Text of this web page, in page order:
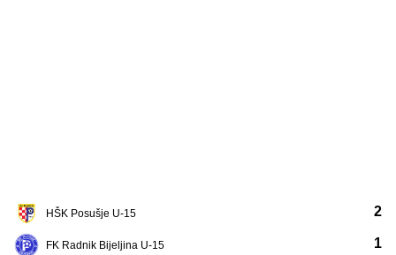
HŠK Posušje U-15
FK Radnik Bijeljina U-15
2
1